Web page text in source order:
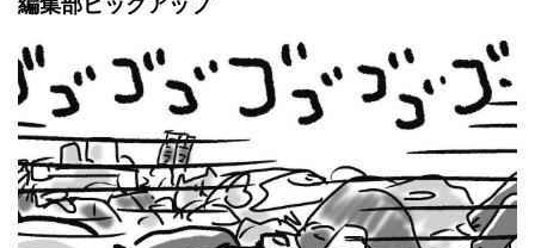
編集部ピックアップ